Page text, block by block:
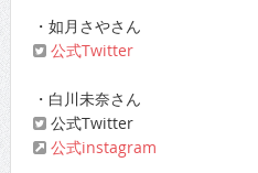
・如月さやさん
公式Twitter
・白川未奈さん
公式Twitter
公式instagram